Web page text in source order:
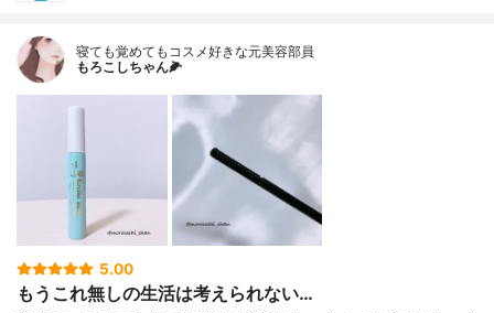
寝ても覚めてもコスメ好きな元美容部員
もろこしちゃん🌽
5.00
もうこれ無しの生活は考えられない…